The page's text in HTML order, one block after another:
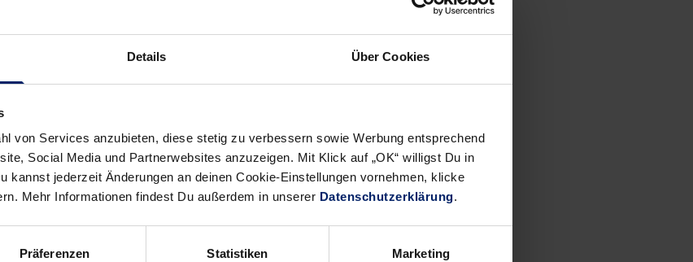
Details Über Cookies
von Services anzubieten, diese stetig zu verbessern sowie Werbung entsprechend
Social Media und Partnerwebsites anzuzeigen. Mit Klick auf „OK“ willigst Du in
kannst jederzeit Änderungen an deinen Cookie-Einstellungen vornehmen, klicke
Mehr Informationen findest Du außerdem in unserer Datenschutzerklärung.
Präferenzen Statistiken Marketing
Form finden. Junglöwe Kaspar Veigel hat sich auf der Position
Alexander Petersson – als verlässliche Alternative erwiesen.
„Was das Personal angeht, haben wir aktuell eher ein
auf der Torwartposition freut, wo Nikolas Katsigiannis
vertreten.
Medienpartner Sky, im Liveticker der Löwen auf den sozialen
die via Facebook- und YouTube-Stream ein bisschen der
Löwen-Fans bringen will. Los geht es um 18.15 Uhr.